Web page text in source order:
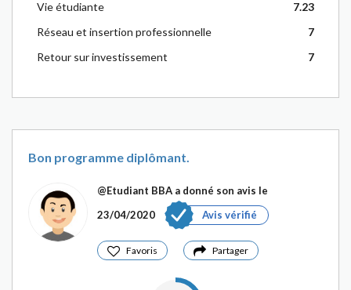
Vie étudiante
7.23
Réseau et insertion professionnelle
7
Retour sur investissement
7
Bon programme diplômant.
@Etudiant BBA a donné son avis le
23/04/2020
Avis vérifié
Favoris Partager